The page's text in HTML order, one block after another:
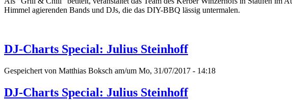
Himmel agierenden Bands und DJs, die das DIY-BBQ lässig untermalen.
DJ-Charts Special: Julius Steinhoff
Gespeichert von Matthias Boksch am/um Mo, 31/07/2017 - 14:18
DJ-Charts Special: Julius Steinhoff